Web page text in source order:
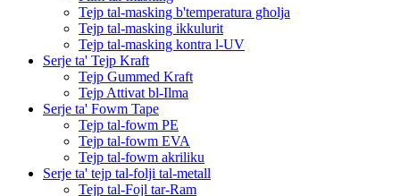
Tejp tal-masking b'temperatura għolja
Tejp tal-masking ikkulurit
Tejp tal-masking kontra l-UV
Serje ta' Tejp Kraft
Tejp Gummed Kraft
Tejp Attivat bl-Ilma
Serje ta' Fowm Tape
Tejp tal-fowm PE
Tejp tal-fowm EVA
Tejp tal-fowm akriliku
Serje ta' tejp tal-folji tal-metall
Tejp tal-Fojl tar-Ram